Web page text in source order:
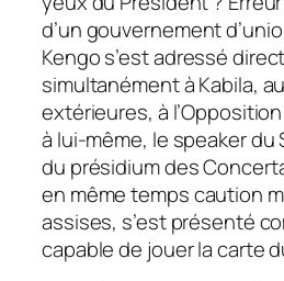
d’un gouvernement
Kengo s’est adressé
simultanément à Kabila,
extérieures, à
à lui-même, le speaker du
du présidium des
en même temps caution
assises, s’est présenté
capable de jouer la carte